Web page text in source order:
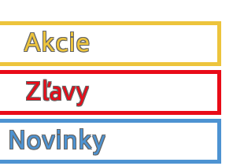
Akcie
Zľavy
Novinky